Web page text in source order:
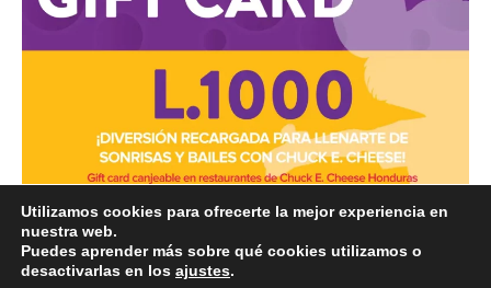
Utilizamos cookies para ofrecerte la mejor experiencia en
nuestra web.
Puedes aprender más sobre qué cookies utilizamos o
desactivarlas en los ajustes.